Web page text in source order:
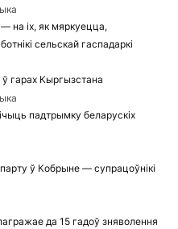
на іх, як мяркуецца,
сельскай гаспадаркі
ў гарах Кыргызстана
падтрымку беларускіх
ў Кобрыне — супрацоўнікі
да 15 гадоў зняволення